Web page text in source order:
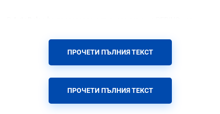
създадени да Ви пазят във всяко приключение.
Технологично съвършенство и
интелигентна защита
постоянни изследвания в лабораторията на Shark Group:
ПРОЧЕТИ ПЪЛНИЯ ТЕКСТ
ПРОЧЕТИ ПЪЛНИЯ ТЕКСТ